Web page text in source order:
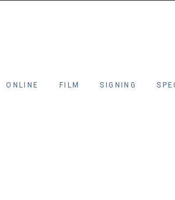
ONLINE FILM SIGNING